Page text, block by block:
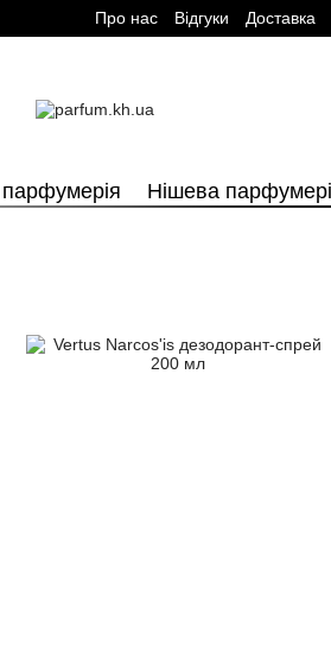
Про нас Вiдгуки Доставка
Нішева